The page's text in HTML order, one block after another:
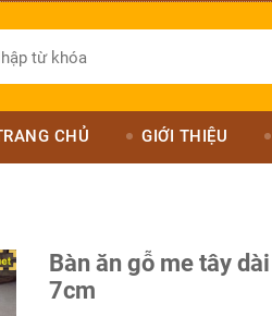
CHỦ GIỚI THIỆU
Bàn ăn gỗ me tây
7cm